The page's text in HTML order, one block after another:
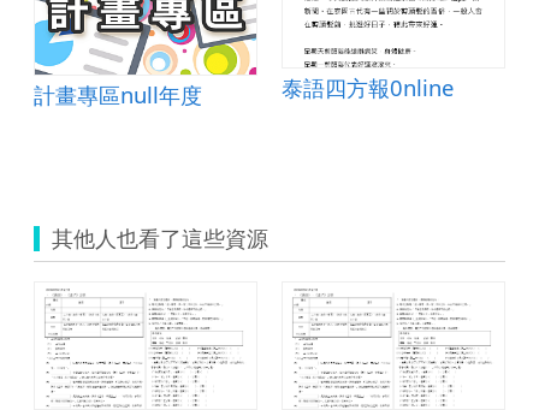
計畫專區null年度
泰語四方報0nline
其他人也看了這些資源